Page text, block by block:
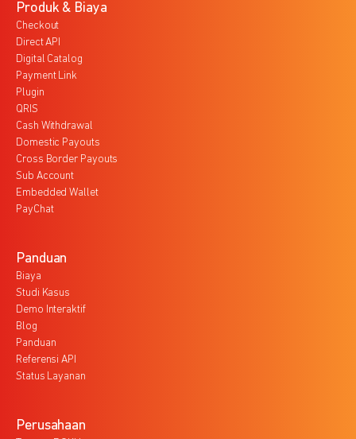
Produk & Biaya
Checkout
Direct API
Digital Catalog
Payment Link
Plugin
QRIS
Cash Withdrawal
Domestic Payouts
Cross Border Payouts
Sub Account
Embedded Wallet
PayChat
Panduan
Biaya
Studi Kasus
Demo Interaktif
Blog
Panduan
Referensi API
Status Layanan
Perusahaan